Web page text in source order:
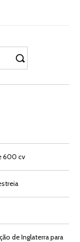
600 cv
de Inglaterra para